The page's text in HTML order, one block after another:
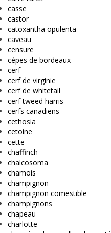
casse
castor
catoxantha opulenta
caveau
censure
cèpes de bordeaux
cerf
cerf de virginie
cerf de whitetail
cerf tweed harris
cerfs canadiens
cethosia
cetoine
cette
chaffinch
chalcosoma
chamois
champignon
champignon comestible
champignons
chapeau
charlotte